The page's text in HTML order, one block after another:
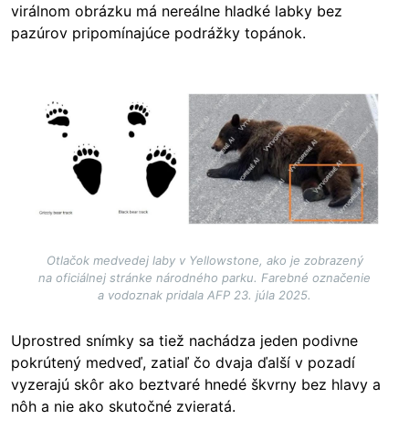
virálnom obrázku má nereálne hladké labky bez
pazúrov pripomínajúce podrážky topánok.
Image
Otlačok medvedej laby v Yellowstone, ako je zobrazený
na oficiálnej stránke národného parku. Farebné označenie
a vodoznak pridala AFP 23. júla 2025.
Uprostred snímky sa tiež nachádza jeden podivne
pokrútený medveď, zatiaľ čo dvaja ďalší v pozadí
vyzerajú skôr ako beztvaré hnedé škvrny bez hlavy a
nôh a nie ako skutočné zvieratá.